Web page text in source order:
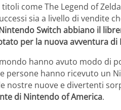
come The Legend of
sia a livello di vendite
Switch abbiano il
per la nuova avventura di
hanno avuto modo di
persone hanno ricevuto un
nostre nuove e divertenti
di Nintendo of America.